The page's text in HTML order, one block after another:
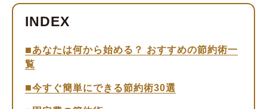
あなたは何から始める？ おすすめの節約術一
覧
今すぐ簡単にできる節約術30選